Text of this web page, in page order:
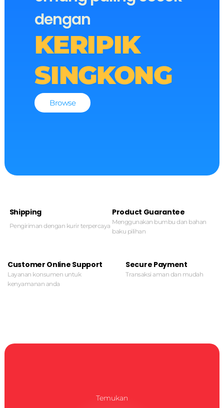
dengan
KERIPIK
SINGKONG
Browse
Shipping
Pengiriman dengan kurir terpercaya
Product Guarantee
Menggunakan bumbu dan bahan
baku pilihan
Customer Online Support
Layanan konsumen untuk
kenyamanan anda
Secure Payment
Transaksi aman dan mudah
Temukan